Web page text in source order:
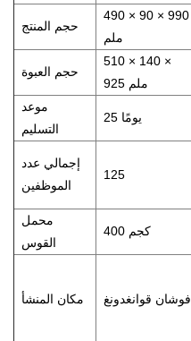
حجم المنتج
490 × 90 × 990
ملم
حجم العبوة
510 × 140 ×
925 ملم
موعد
التسليم
25 يومًا
إجمالي عدد
الموظفين
125
محمل
القوس
400 كجم
مكان المنشأ فوشان قوانغدونغ